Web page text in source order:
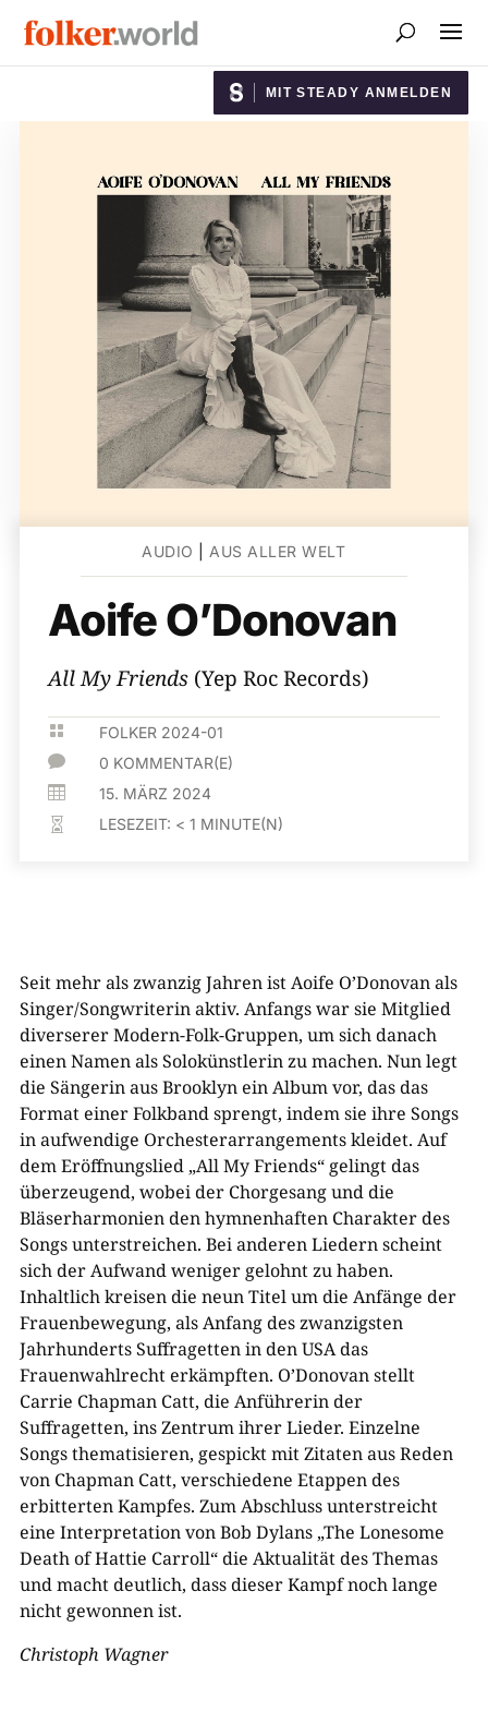
MIT STEADY ANMELDEN
AUDIO AUS ALLER WELT
Aoife O’Donovan
All My Friends (Yep Roc Records)
 FOLKER 2024-01
 0 KOMMENTAR(E)
 15. MÄRZ 2024
 LESEZEIT: < 1 MINUTE(N)
Seit mehr als zwanzig Jahren ist Aoife O’Donovan als
Singer/Songwriterin aktiv. Anfangs war sie Mitglied
diverserer Modern-Folk-Gruppen, um sich danach
einen Namen als Solokünstlerin zu machen. Nun legt
die Sängerin aus Brooklyn ein Album vor, das das
Format einer Folkband sprengt, indem sie ihre Songs
in aufwendige Orchesterarrangements kleidet. Auf
dem Eröffnungslied „All My Friends“ gelingt das
überzeugend, wobei der Chorgesang und die
Bläserharmonien den hymnenhaften Charakter des
Songs unterstreichen. Bei anderen Liedern scheint
sich der Aufwand weniger gelohnt zu haben.
Inhaltlich kreisen die neun Titel um die Anfänge der
Frauenbewegung, als Anfang des zwanzigsten
Jahrhunderts Suffragetten in den USA das
Frauenwahlrecht erkämpften. O’Donovan stellt
Carrie Chapman Catt, die Anführerin der
Suffragetten, ins Zentrum ihrer Lieder. Einzelne
Songs thematisieren, gespickt mit Zitaten aus Reden
von Chapman Catt, verschiedene Etappen des
erbitterten Kampfes. Zum Abschluss unterstreicht
eine Interpretation von Bob Dylans „The Lonesome
Death of Hattie Carroll“ die Aktualität des Themas
und macht deutlich, dass dieser Kampf noch lange
nicht gewonnen ist.
Christoph Wagner